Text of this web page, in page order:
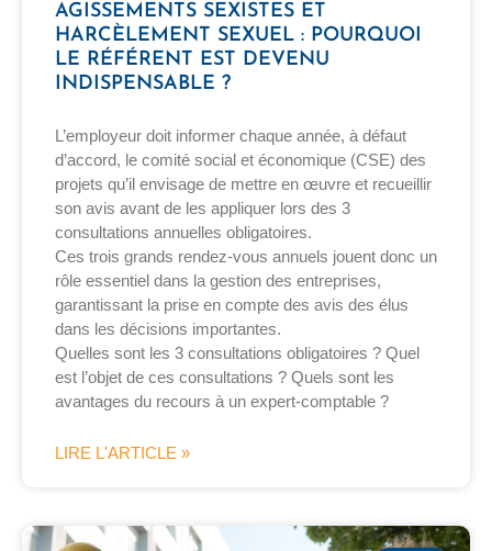
AGISSEMENTS SEXISTES ET
HARCÈLEMENT SEXUEL : POURQUOI
LE RÉFÉRENT EST DEVENU
INDISPENSABLE ?
L’employeur doit informer chaque année, à défaut
d’accord, le comité social et économique (CSE) des
projets qu’il envisage de mettre en œuvre et recueillir
son avis avant de les appliquer lors des 3
consultations annuelles obligatoires.
Ces trois grands rendez-vous annuels jouent donc un
rôle essentiel dans la gestion des entreprises,
garantissant la prise en compte des avis des élus
dans les décisions importantes.
Quelles sont les 3 consultations obligatoires ? Quel
est l’objet de ces consultations ? Quels sont les
avantages du recours à un expert-comptable ?
LIRE L'ARTICLE »